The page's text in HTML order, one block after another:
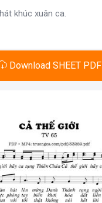
khúc xuân ca.
Download SHEET PDF